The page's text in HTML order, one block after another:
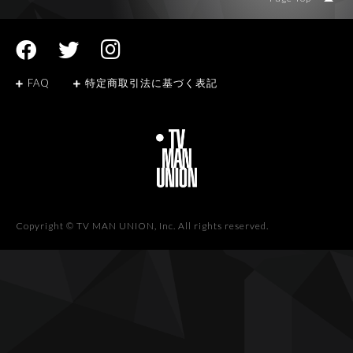
FAQ 特定商取引法に基づく表記
Copyright © TV MAN UNION, Inc. All rights reserved.